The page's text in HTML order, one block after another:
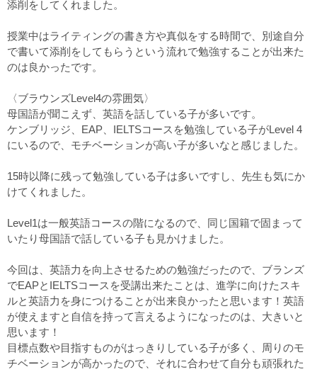
添削をしてくれました。
授業中はライティングの書き方や真似をする時間で、別途自分
で書いて添削をしてもらうという流れで勉強することが出来た
のは良かったです。
〈ブラウンズLevel4の雰囲気〉
母国語が聞こえず、英語を話している子が多いです。
ケンブリッジ、EAP、IELTSコースを勉強している子がLevel 4
にいるので、モチベーションが高い子が多いなと感じました。
15時以降に残って勉強している子は多いですし、先生も気にか
けてくれました。
Level1は一般英語コースの階になるので、同じ国籍で固まって
いたり母国語で話している子も見かけました。
今回は、英語力を向上させるための勉強だったので、ブランズ
でEAPとIELTSコースを受講出来たことは、進学に向けたスキ
ルと英語力を身につけることが出来良かったと思います！英語
が使えますと自信を持って言えるようになったのは、大きいと
思います！
目標点数や目指すものがはっきりしている子が多く、周りのモ
チベーションが高かったので、それに合わせて自分も頑張れた